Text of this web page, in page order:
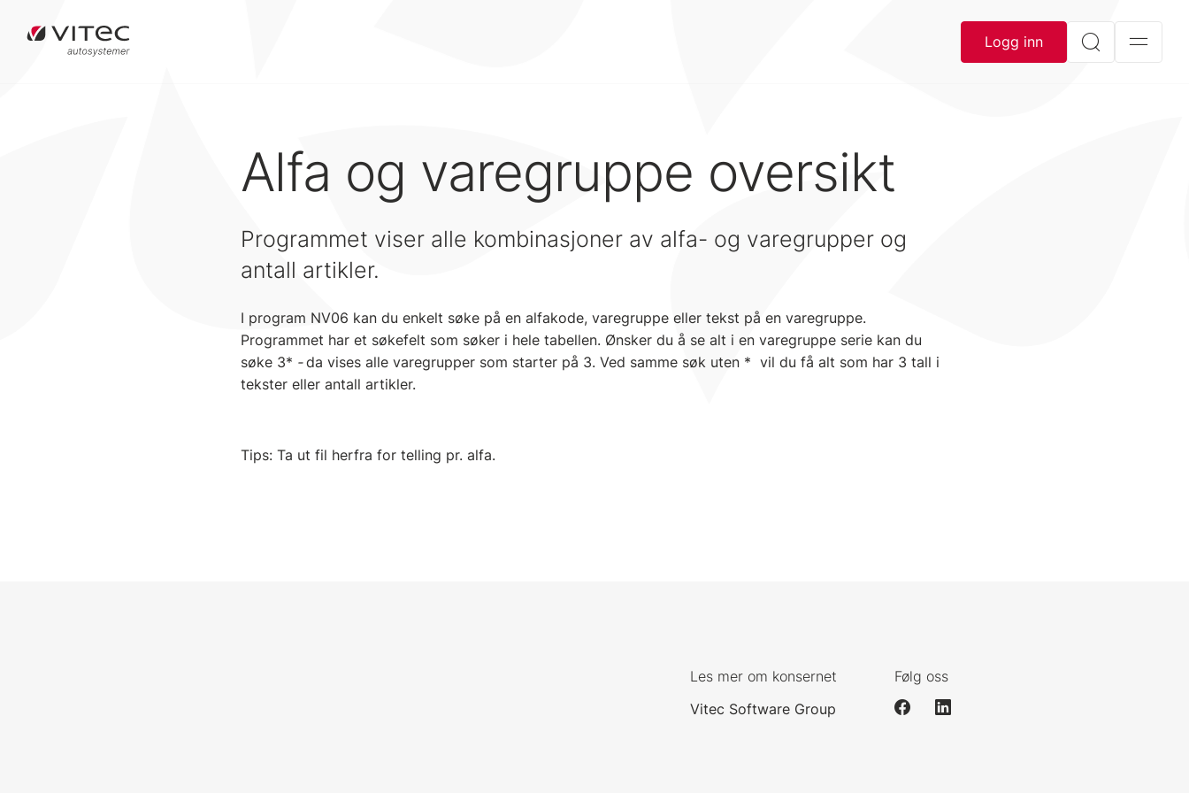
Logg inn
Alfa og varegruppe oversikt
Programmet viser alle kombinasjoner av alfa- og varegrupper og
antall artikler.
I program NV06 kan du enkelt søke på en alfakode, varegruppe eller tekst på en varegruppe.
Programmet har et søkefelt som søker i hele tabellen. Ønsker du å se alt i en varegruppe serie kan du
søke 3* -da vises alle varegrupper som starter på 3. Ved samme søk uten * vil du få alt som har 3 tall i
tekster eller antall artikler.
Tips: Ta ut fil herfra for telling pr. alfa.
Les mer om konsernet
Vitec Software Group
Følg oss